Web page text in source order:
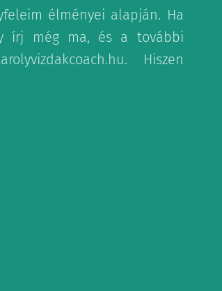
élményei alapján. Ha
írj még ma, és a további
Hiszen